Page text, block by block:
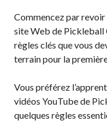
Programme
d’assurance de
Pickleball Canada
fréquentes
concernant
l’assurance
Commencez par revoir
site Web de Pickleball
règles clés que vous
terrain pour la
Vous préférez
vidéos YouTube de
quelques règles